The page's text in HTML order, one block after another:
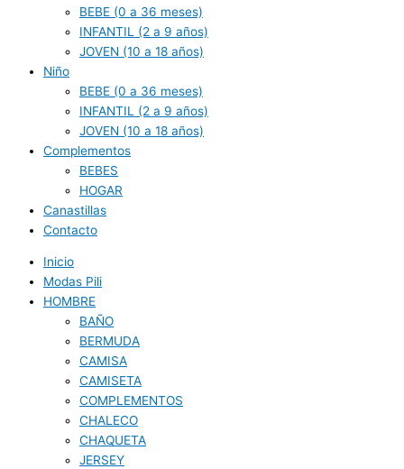
BEBE (0 a 36 meses)
INFANTIL (2 a 9 años)
JOVEN (10 a 18 años)
Niño
BEBE (0 a 36 meses)
INFANTIL (2 a 9 años)
JOVEN (10 a 18 años)
Complementos
BEBES
HOGAR
Canastillas
Contacto
Inicio
Modas Pili
HOMBRE
BAÑO
BERMUDA
CAMISA
CAMISETA
COMPLEMENTOS
CHALECO
CHAQUETA
JERSEY